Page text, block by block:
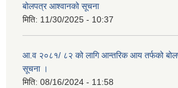
बोलपत्र आश्वानको सूचना
मिति: 11/30/2025 - 10:37
आ.व २०८१/ ८२ को लागि आन्तरिक आय तर्फको
सूचना ।
मिति: 08/16/2024 - 11:58